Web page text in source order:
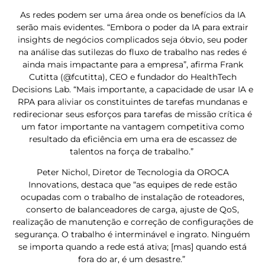
As redes podem ser uma área onde os benefícios da IA
serão mais evidentes. “Embora o poder da IA para extrair
insights de negócios complicados seja óbvio, seu poder
na análise das sutilezas do fluxo de trabalho nas redes é
ainda mais impactante para a empresa”, afirma Frank
Cutitta (@fcutitta), CEO e fundador do HealthTech
Decisions Lab. “Mais importante, a capacidade de usar IA e
RPA para aliviar os constituintes de tarefas mundanas e
redirecionar seus esforços para tarefas de missão crítica é
um fator importante na vantagem competitiva como
resultado da eficiência em uma era de escassez de
talentos na força de trabalho.”
Peter Nichol, Diretor de Tecnologia da OROCA
Innovations, destaca que “as equipes de rede estão
ocupadas com o trabalho de instalação de roteadores,
conserto de balanceadores de carga, ajuste de QoS,
realização de manutenção e correção de configurações de
segurança. O trabalho é interminável e ingrato. Ninguém
se importa quando a rede está ativa; [mas] quando está
fora do ar, é um desastre.”